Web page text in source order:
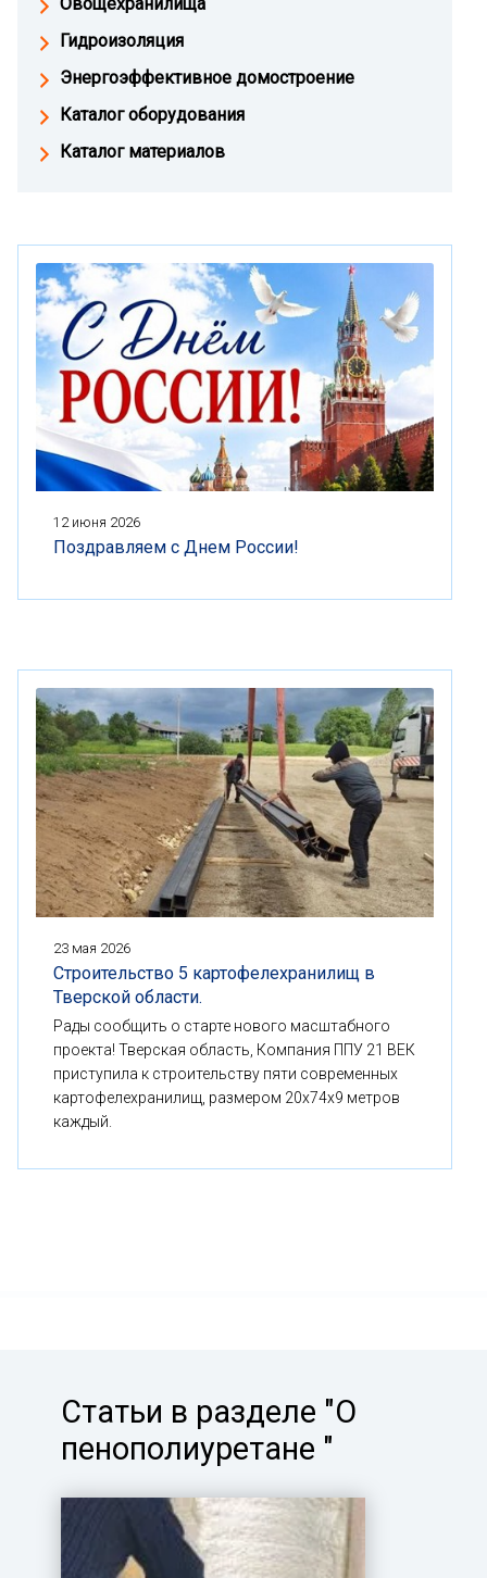
Гидроизоляция
Энергоэффективное домостроение
Каталог оборудования
Каталог материалов
12 июня 2026
Поздравляем с Днем России!
23 мая 2026
Строительство 5 картофелехранилищ в
Тверской области.
Рады сообщить о старте нового масштабного
проекта! Тверская область, Компания ППУ 21 ВЕК
приступила к строительству пяти современных
картофелехранилищ, размером 20x74x9 метров
каждый.
Статьи в разделе "О
пенополиуретане "